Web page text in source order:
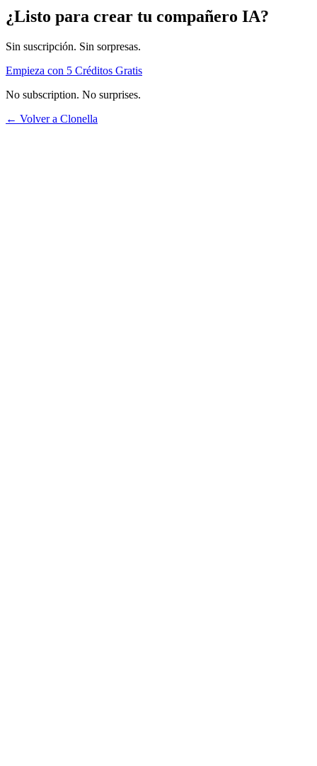
¿Listo para crear tu compañero IA?
Sin suscripción. Sin sorpresas.
Empieza con 5 Créditos Gratis
No subscription. No surprises.
← Volver a Clonella